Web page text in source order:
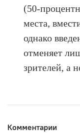
(50-
места,
однако
отменяет
зрителей, а
Комментарии